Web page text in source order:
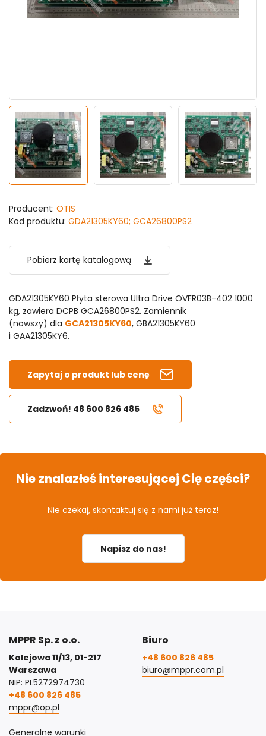
Producent: OTIS
Kod produktu: GDA21305KY60; GCA26800PS2
Pobierz kartę katalogową
GDA21305KY60 Płyta sterowa Ultra Drive OVFR03B-402 1000
kg, zawiera DCPB GCA26800PS2. Zamiennik
(nowszy) dla GCA21305KY60, GBA21305KY60
i GAA21305KY6.
Zapytaj o produkt lub cenę
Zadzwoń! 48 600 826 485
Nie znalazłeś interesującej Cię części?
Nie czekaj, skontaktuj się z nami już teraz!
Napisz do nas!
MPPR Sp. z o.o.
Kolejowa 11/13, 01-217
Warszawa
NIP: PL5272974730
+48 600 826 485
mppr@op.pl
Generalne warunki
Biuro
+48 600 826 485
biuro@mppr.com.pl